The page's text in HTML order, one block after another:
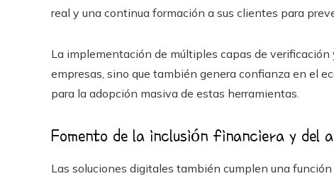
real y una continua formación a sus clientes para
La implementación de múltiples capas de
empresas, sino que también genera confianza en el
para la adopción masiva de estas herramientas.
Fomento de la inclusión financiera y del
Las soluciones digitales también cumplen una